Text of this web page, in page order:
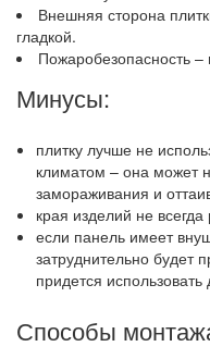
Внешняя сторона
гладкой.
Пожаробезопасность –
Минусы:
плитку лучше не
климатом – она может
замораживания и
края изделий не
если панель имеет
затруднительно будет
придется
Способы